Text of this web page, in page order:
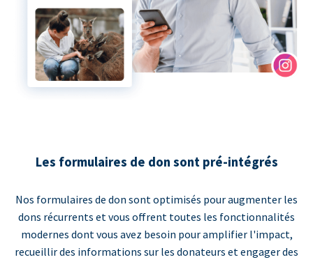
Les formulaires de don sont pré-intégrés
Nos formulaires de don sont optimisés pour augmenter les
dons récurrents et vous offrent toutes les fonctionnalités
modernes dont vous avez besoin pour amplifier l'impact,
recueillir des informations sur les donateurs et engager des